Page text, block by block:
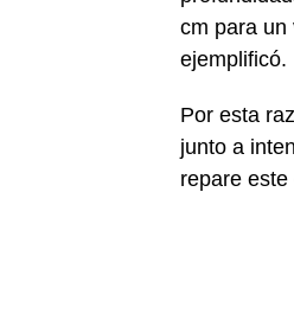
cm para un
ejemplificó.
Por esta
junto a
repare